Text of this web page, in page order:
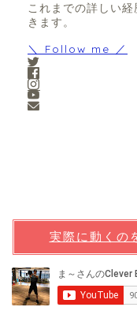
これまでの詳しい
きます。
＼ Follow me ／
実際に動くの